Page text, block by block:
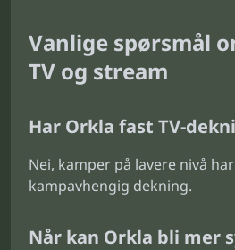
Vanlige spørsmål
TV og stream
Har Orkla fast TV-
Nei, kamper på lavere nivå
kampavhengig dekning.
Når kan Orkla bli mer